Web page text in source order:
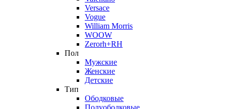
Versace
Vogue
William Morris
WOOW
Zerorh+RH
Пол
Мужские
Женские
Детские
Тип
Ободковые
Полуободковые